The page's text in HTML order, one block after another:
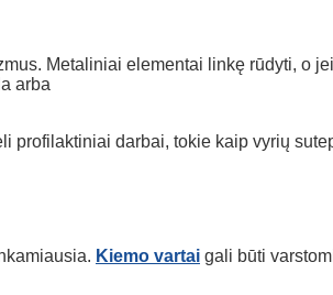
Metaliniai elementai linkę rūdyti, o
arba
profilaktiniai darbai, tokie kaip vyrių
Kiemo vartai gali būti